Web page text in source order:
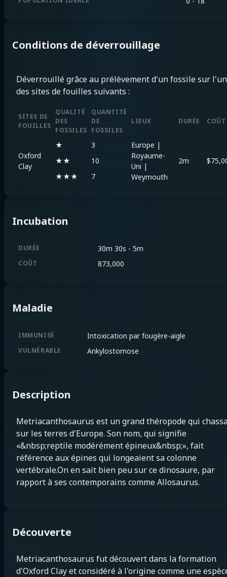
Conditions de déverrouillage
Déverrouillé grâce au prélèvement d'un fossile sur l'un
des sites de fouilles suivants :
SITES DE
FOUILLES
QUALITÉ
DES
FOSSILES
QUANTITÉ
DE
FOSSILES
LIEUX DURÉE COÛT
Oxford
Clay
★ 3 Europe |
Royaume-
Uni |
Weymouth
2m $
★★
10
★★★
7
Incubation
DURÉE 30m 30s - 5m
COÛT 873,000
Maladie
IMMUNISÉ Intoxication par fougère-aigle
VULNÉRABLE Ankylostomose
Description
Metriacanthosaurus est un grand théropode qui
sur les terres d'Europe. Son nom, qui signifie
«&nbsp;reptile modérément épineux&nbsp;», fait
référence aux épines qui longeaient sa colonne
vertébrale.On en sait bien peu sur ce dinosaure, par
rapport à ses contemporains comme Allosaurus.
Découverte
Metriacanthosaurus fut découvert dans la formation
d'Oxford Clay et considéré à l'origine comme une